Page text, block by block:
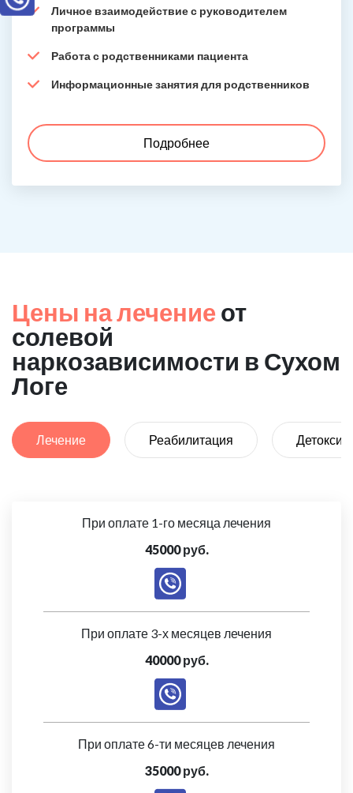
Личное взаимодействие с руководителем
программы
Работа с родственниками пациента
Информационные занятия для родственников
Подробнее
Цены на лечение от
солевой
наркозависимости в Сухом
Логе
Лечение Реабилитация
При оплате 1-го месяца лечения
45000 руб.
При оплате 3-х месяцев лечения
40000 руб.
При оплате 6-ти месяцев лечения
35000 руб.